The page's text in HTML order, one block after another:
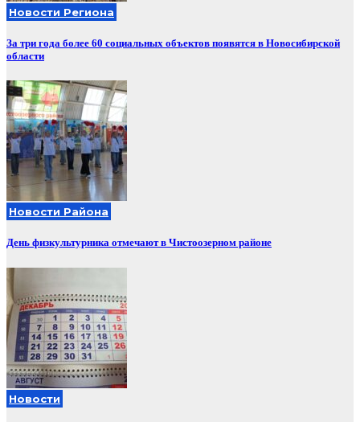
Новости Региона
За три года более 60 социальных объектов появятся в Новосибирской
области
Новости Района
День физкультурника отмечают в Чистоозерном районе
Новости